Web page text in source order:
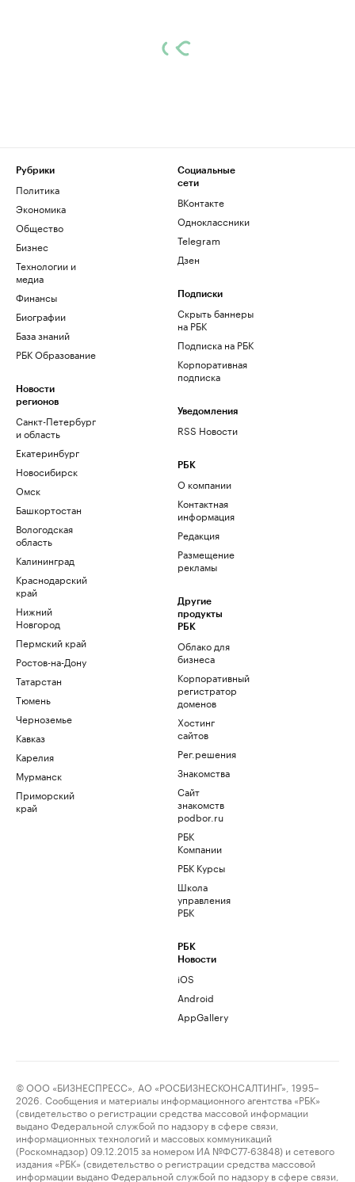
Рубрики
Политика
Экономика
Общество
Бизнес
Технологии и
медиа
Финансы
Биографии
База знаний
РБК Образование
Новости
регионов
Санкт-Петербург
и область
Екатеринбург
Новосибирск
Омск
Башкортостан
Вологодская
область
Калининград
Краснодарский
край
Нижний
Новгород
Пермский край
Ростов-на-Дону
Татарстан
Тюмень
Черноземье
Кавказ
Карелия
Мурманск
Приморский
край
Социальные
сети
ВКонтакте
Одноклассники
Telegram
Дзен
Подписки
Скрыть баннеры
на РБК
Подписка на РБК
Корпоративная
подписка
Уведомления
RSS Новости
РБК
О компании
Контактная
информация
Редакция
Размещение
рекламы
Другие
продукты
РБК
Облако для
бизнеса
Корпоративный
регистратор
доменов
Хостинг
сайтов
Рег.решения
Знакомства
Сайт
знакомств
podbor.ru
РБК
Компании
РБК Курсы
Школа
управления
РБК
РБК
Новости
iOS
Android
AppGallery
© ООО «БИЗНЕСПРЕСС», АО «РОСБИЗНЕСКОНСАЛТИНГ», 1995–
2026. Сообщения и материалы информационного агентства «РБК»
(свидетельство о регистрации средства массовой информации
выдано Федеральной службой по надзору в сфере связи,
информационных технологий и массовых коммуникаций
(Роскомнадзор) 09.12.2015 за номером ИА №ФС77-63848) и сетевого
издания «РБК» (свидетельство о регистрации средства массовой
информации выдано Федеральной службой по надзору в сфере связи,